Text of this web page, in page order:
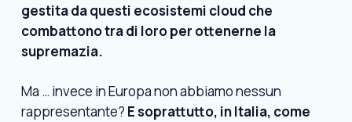
gestita da questi ecosistemi cloud che
combattono tra di loro per ottenerne la
supremazia.
Ma … invece in Europa non abbiamo nessun
rappresentante? E soprattutto, in Italia, come